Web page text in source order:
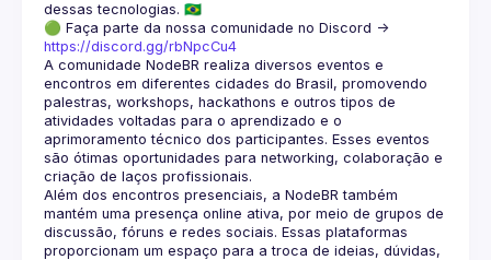
🟢 Faça parte da nossa comunidade no Discord ->
https://discord.gg/rbNpcCu4
A comunidade NodeBR realiza diversos eventos e
encontros em diferentes cidades do Brasil, promovendo
palestras, workshops, hackathons e outros tipos de
atividades voltadas para o aprendizado e o
aprimoramento técnico dos participantes. Esses eventos
são ótimas oportunidades para networking, colaboração e
Além dos encontros presenciais, a NodeBR também
mantém uma presença online ativa, por meio de grupos de
discussão, fóruns e redes sociais. Essas plataformas
proporcionam um espaço para a troca de ideias, dúvidas,